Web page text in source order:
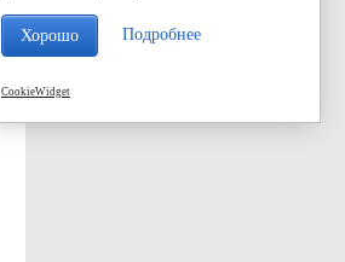
Хорошо Подробнее
CookieWidget